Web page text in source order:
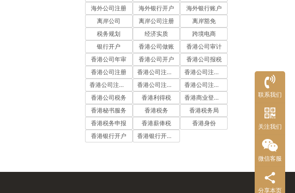
海外公司注册
海外银行开户
海外银行账户
离岸公司
离岸公司注册
离岸豁免
税务规划
经济实质
跨境电商
银行开户
香港公司做账
香港公司审计
香港公司年审
香港公司开户
香港公司报税
香港公司注册
香港公司注册代办
香港公司注册处
香港公司注册流程
香港公司注册费用
香港公司注册资料
香港公司税务
香港利得税
香港商业登记证
香港秘书服务
香港税务
香港税务局
香港税务申报
香港薪俸税
香港身份
香港银行开户
香港银行开户流程
联系我们
关注我们
微信客服
分享本页